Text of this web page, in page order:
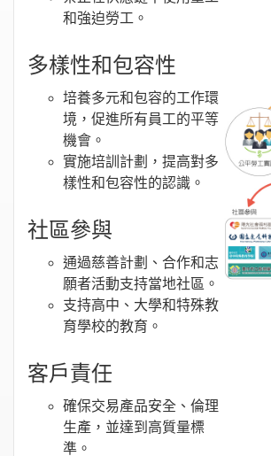
和強迫勞工。
多樣性和包容性
培養多元和包容的工作環
境，促進所有員工的平等
機會。
實施培訓計劃，提高對多
樣性和包容性的認識。
社區參與
通過慈善計劃、合作和志
願者活動支持當地社區。
支持高中、大學和特殊教
育學校的教育。
客戶責任
確保交易產品安全、倫理
生產，並達到高質量標
準。